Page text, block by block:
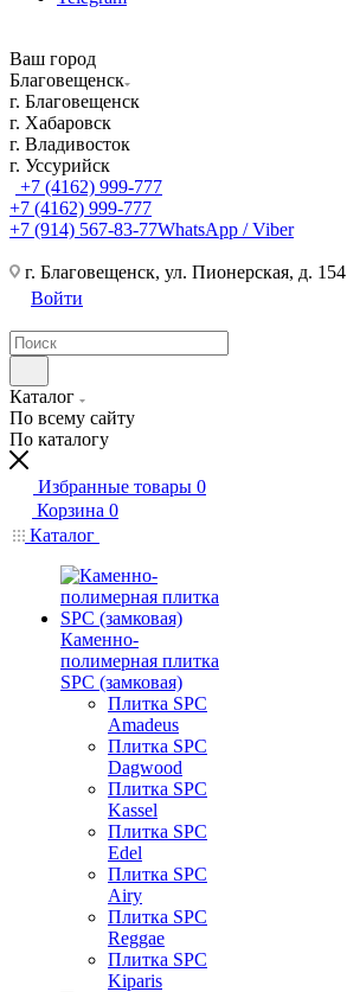
Ваш город
Благовещенск
г. Благовещенск
г. Хабаровск
г. Владивосток
г. Уссурийск
+7 (4162) 999-777
+7 (4162) 999-777
+7 (914) 567-83-77WhatsApp / Viber
г. Благовещенск, ул. Пионерская, д. 154
Войти
Каталог
По всему сайту
По каталогу
Избранные товары 0
Корзина 0
Каталог
Каменно-
полимерная плитка
SPC (замковая)
Плитка SPC
Amadeus
Плитка SPC
Dagwood
Плитка SPC
Kassel
Плитка SPC
Edel
Плитка SPC
Airy
Плитка SPC
Reggae
Плитка SPC
Kiparis